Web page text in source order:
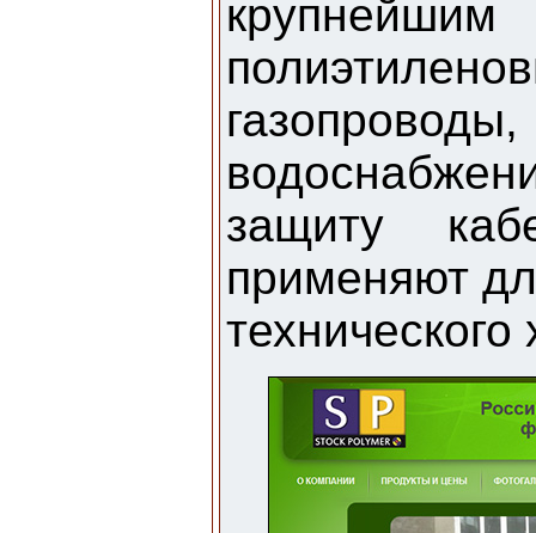
защиту
применяют
технического